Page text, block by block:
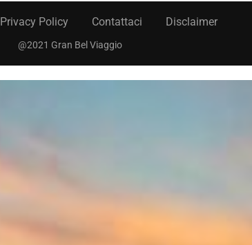
Privacy Policy Contattaci Disclaimer
@2021 Gran Bel Viaggio